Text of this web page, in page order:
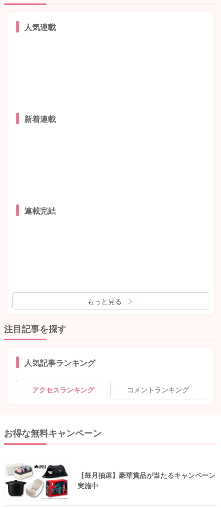
人気連載
新着連載
連載完結
もっと見る
注目記事を探す
人気記事ランキング
アクセスランキング コメントランキング
お得な無料キャンペーン
【毎月抽選】豪華賞品が当たるキャンペーン
実施中